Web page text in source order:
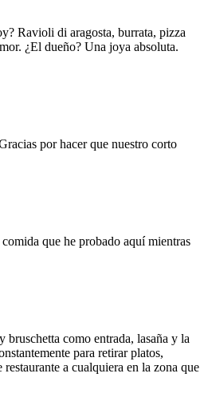
Ravioli di aragosta, burrata, pizza
¿El dueño? Una joya absoluta.
por hacer que nuestro corto
que he probado aquí mientras
como entrada, lasaña y la
para retirar platos,
a cualquiera en la zona que